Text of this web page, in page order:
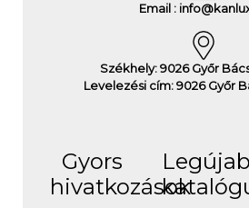
Email :
Székhely: 9026 Győr
Levelezési cím: 9026 Győr
Gyors
hivatkozások